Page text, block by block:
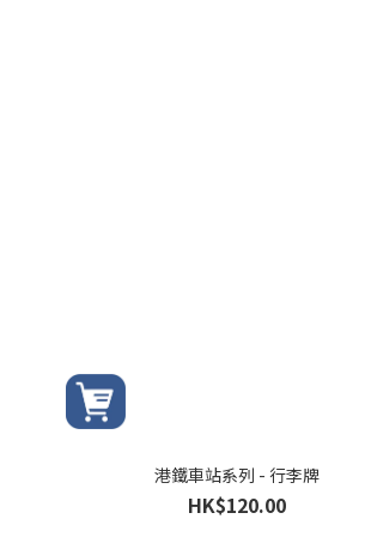
港鐵車站系列 - 行李牌
HK$120.00